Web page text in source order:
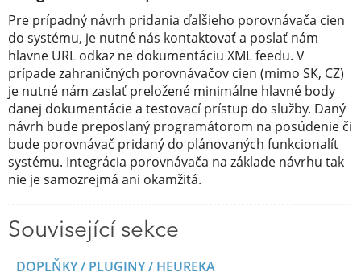
Pre prípadný návrh pridania ďalšieho porovnávača cien
do systému, je nutné nás kontaktovať a poslať nám
hlavne URL odkaz ne dokumentáciu XML feedu. V
prípade zahraničných porovnávačov cien (mimo SK, CZ)
je nutné nám zaslať preložené minimálne hlavné body
danej dokumentácie a testovací prístup do služby. Daný
návrh bude preposlaný programátorom na posúdenie či
bude porovnávač pridaný do plánovaných funkcionalít
systému. Integrácia porovnávača na základe návrhu tak
nie je samozrejmá ani okamžitá.
Související sekce
DOPLŇKY / PLUGINY / HEUREKA